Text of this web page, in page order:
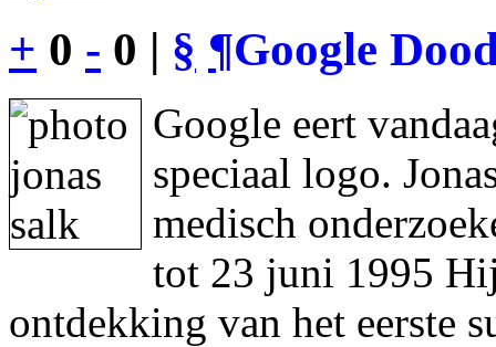
+ 0 - 0 | § ¶Google
Google eert
speciaal logo.
medisch
tot 23 juni 1995
ontdekking van het eerste